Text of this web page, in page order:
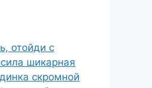
отойди с
шикарная
скромной